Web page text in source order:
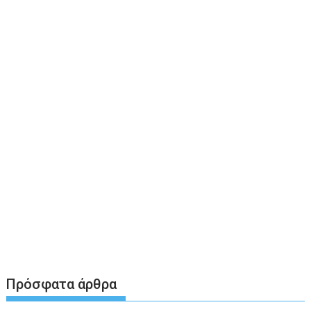
Πρόσφατα άρθρα